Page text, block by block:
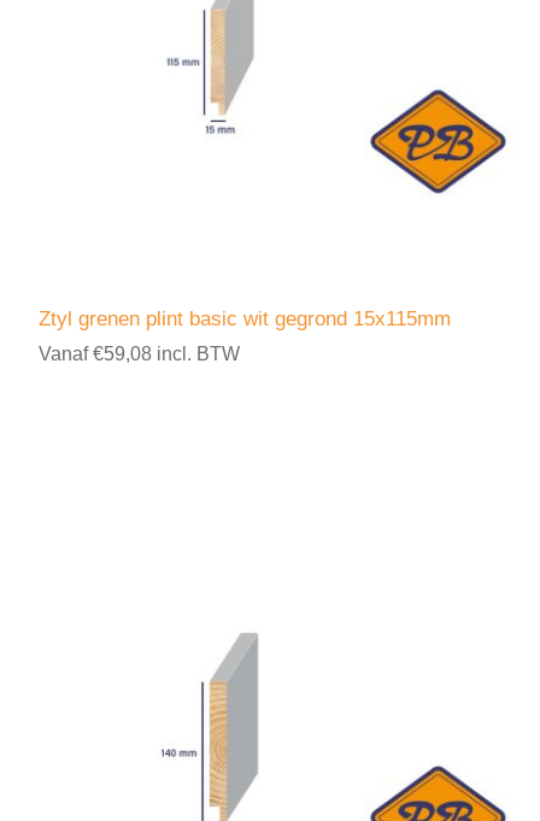
Ztyl grenen plint basic wit gegrond 15x115mm
Vanaf €59,08 incl. BTW